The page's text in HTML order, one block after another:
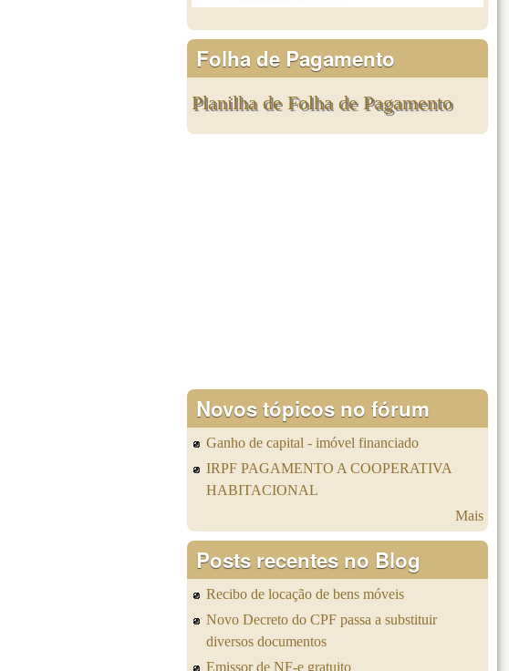
Folha de Pagamento
Planilha de Folha de Pagamento
Novos tópicos no fórum
Ganho de capital - imóvel financiado
IRPF PAGAMENTO A COOPERATIVA
HABITACIONAL
Mais
Posts recentes no Blog
Recibo de locação de bens móveis
Novo Decreto do CPF passa a substituir
diversos documentos
Emissor de NF-e gratuito